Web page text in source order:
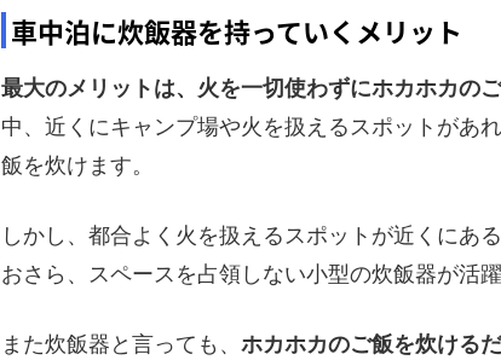
車中泊に炊飯器を持っていくメリット
最大のメリットは、火を一切使わずにホカホカの
中、近くにキャンプ場や火を扱えるスポットがあ
飯を炊けます。
しかし、都合よく火を扱えるスポットが近くにあ
おさら、スペースを占領しない小型の炊飯器が活
また炊飯器と言っても、ホカホカのご飯を炊ける